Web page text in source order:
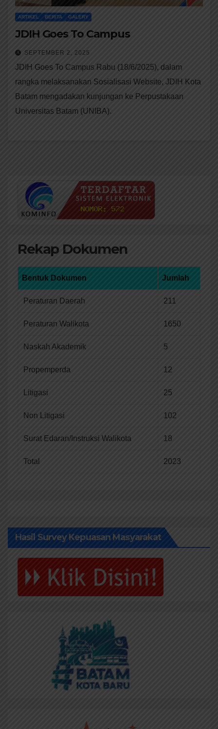
ARTIKEL BERITA GALERY
JDIH Goes To Campus
SEPTEMBER 2, 2025
JDIH Goes To Campus Rabu (18/6/2025), dalam
rangka melaksanakan Sosialisasi Website, JDIH Kota
Batam mengadakan kunjungan ke Perpustakaan
Universitas Batam (UNIBA).
Rekap Dokumen
Bentuk Dokumen Jumlah
Peraturan Daerah 211
Peraturan Walikota 1650
Naskah Akademik 5
Propemperda 12
Litigasi 25
Non Litigasi 102
Surat Edaran/Instruksi Walikota 18
Total 2023
Hasil Survey Kepuasan Masyarakat